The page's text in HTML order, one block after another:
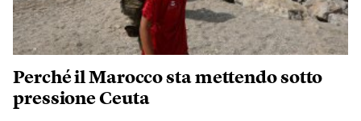
Perché il Marocco sta mettendo sotto
pressione Ceuta